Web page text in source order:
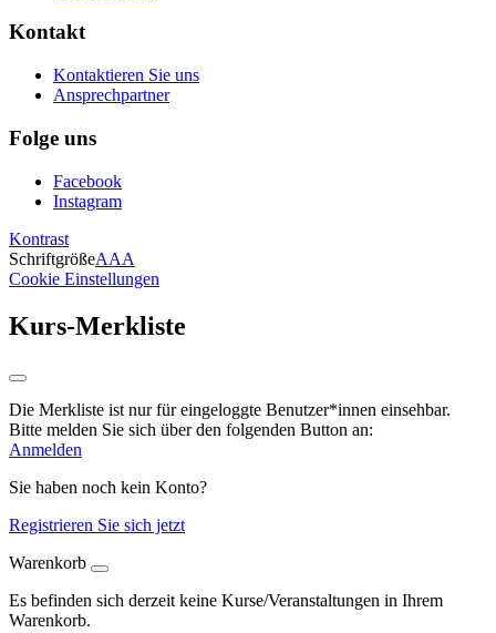
Kontakt
Kontaktieren Sie uns
Ansprechpartner
Folge uns
Facebook
Instagram
Kontrast
SchriftgrößeAAA
Cookie Einstellungen
Kurs-Merkliste
Die Merkliste ist nur für eingeloggte Benutzer*innen einsehbar.
Bitte melden Sie sich über den folgenden Button an:
Anmelden
Sie haben noch kein Konto?
Registrieren Sie sich jetzt
Warenkorb
Es befinden sich derzeit keine Kurse/Veranstaltungen in Ihrem
Warenkorb.